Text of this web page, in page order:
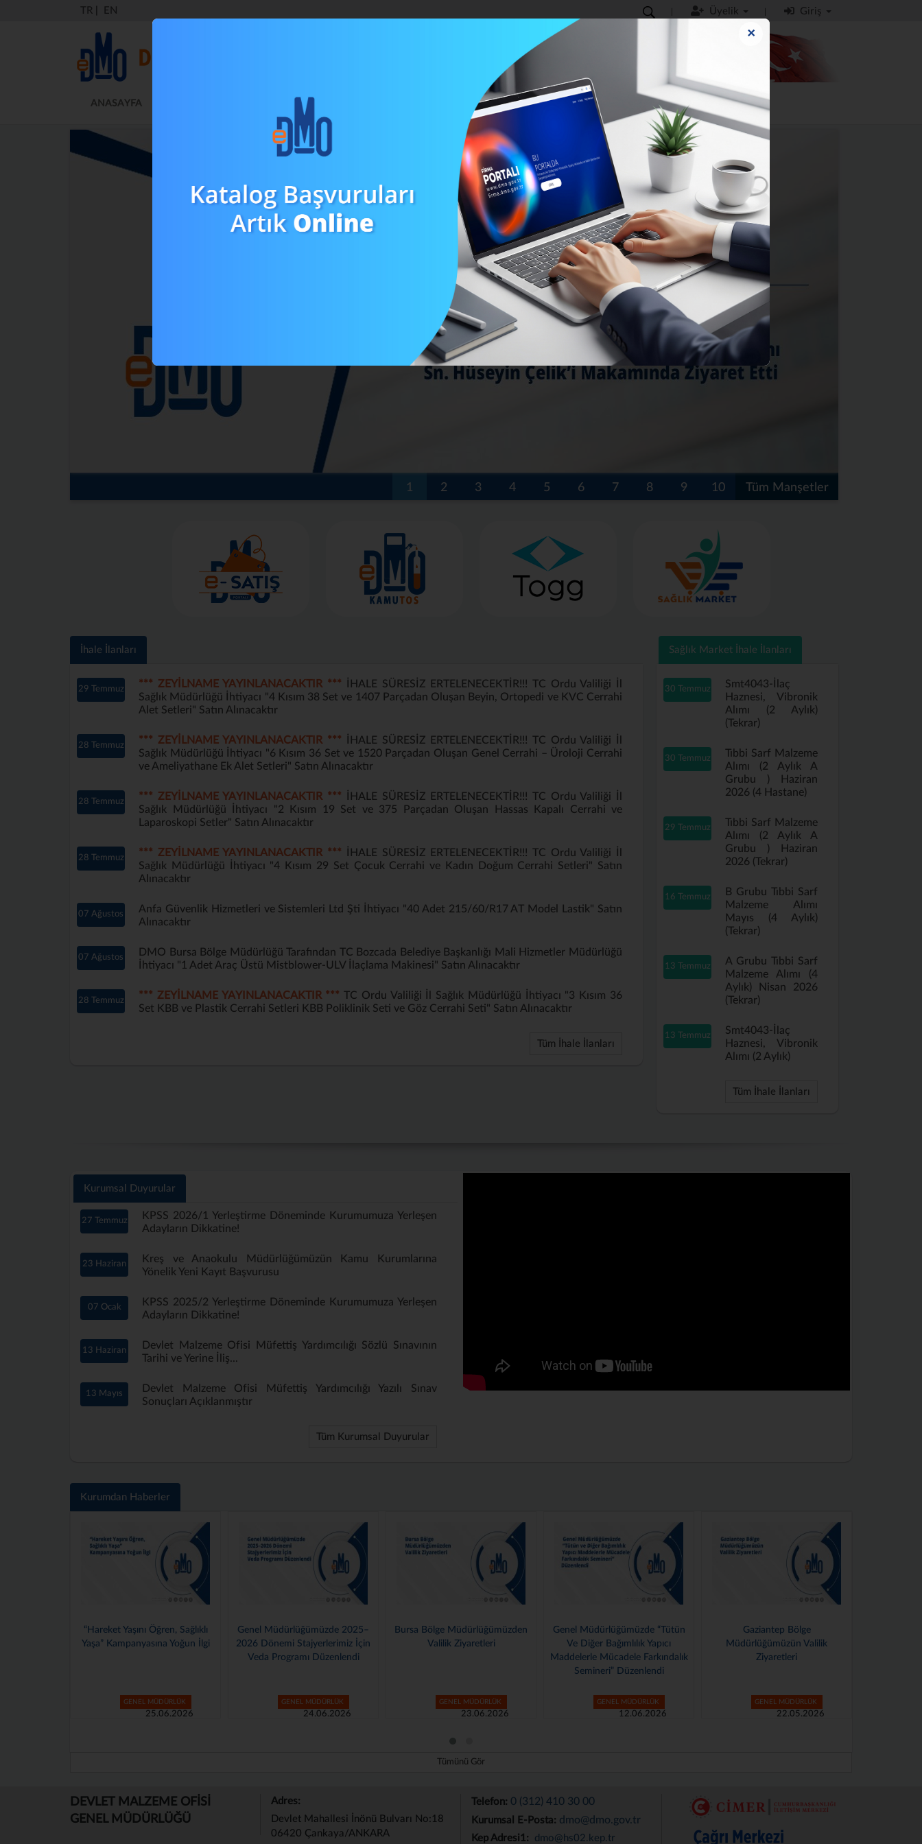
TR EN Üyelik Giriş
ANASAYFA BİLGİ MERKEZİ İSTATİSTİKLER BASINDA DMO İLETİŞİM KILAVUZLAR
1 2 3 4 5 6 7 8 9 10 Tüm Manşetler
İhale İlanları
29 Temmuz *** ZEYİLNAME YAYINLANACAKTIR ***
İHALE SÜRESİZ ERTELENECEKTİR!!! TC Ordu Valiliği İl
Sağlık Müdürlüğü İhtiyacı "4 Kısım 38 Set ve 1407 Parçadan Oluşan Beyin, Ortopedi ve KVC Cerrahi
Alet Setleri" Satın Alınacaktır
28 Temmuz *** ZEYİLNAME YAYINLANACAKTIR ***
İHALE SÜRESİZ ERTELENECEKTİR!!! TC Ordu Valiliği İl
Sağlık Müdürlüğü İhtiyacı "6 Kısım 36 Set ve 1520 Parçadan Oluşan Genel Cerrahi – Üroloji Cerrahi
ve Ameliyathane Ek Alet Setleri" Satın Alınacaktır
28 Temmuz *** ZEYİLNAME YAYINLANACAKTIR ***
İHALE SÜRESİZ ERTELENECEKTİR!!! TC Ordu Valiliği İl
Sağlık Müdürlüğü İhtiyacı "2 Kısım 19 Set ve 375 Parçadan Oluşan Hassas Kapalı Cerrahi ve
Laparoskopi Setler" Satın Alınacaktır
28 Temmuz *** ZEYİLNAME YAYINLANACAKTIR ***
İHALE SÜRESİZ ERTELENECEKTİR!!! TC Ordu Valiliği İl
Sağlık Müdürlüğü İhtiyacı "4 Kısım 29 Set Çocuk Cerrahi ve Kadın Doğum Cerrahi Setleri" Satın
Alınacaktır
07 Ağustos
Anfa Güvenlik Hizmetleri ve Sistemleri Ltd Şti İhtiyacı "40 Adet 215/60/R17 AT Model Lastik" Satın
Alınacaktır
07 Ağustos
DMO Bursa Bölge Müdürlüğü Tarafından TC Bozcada Belediye Başkanlığı Mali Hizmetler Müdürlüğü
İhtiyacı "1 Adet Araç Üstü Mistblower-ULV İlaçlama Makinesi" Satın Alınacaktır
28 Temmuz *** ZEYİLNAME YAYINLANACAKTIR ***TC Ordu Valiliği İl Sağlık Müdürlüğü İhtiyacı "3 Kısım 36
Set KBB ve Plastik Cerrahi Setleri KBB Poliklinik Seti ve Göz Cerrahi Seti" Satın Alınacaktır
Tüm İhale İlanları
Sağlık Market İhale İlanları
30 Temmuz
Smt4043-İlaç
Haznesi, Vibronik
Alımı (2 Aylık)
(Tekrar)
30 Temmuz
Tıbbi Sarf Malzeme
Alımı (2 Aylık A
Grubu ) Haziran
2026 (4 Hastane)
29 Temmuz
Tıbbi Sarf Malzeme
Alımı (2 Aylık A
Grubu ) Haziran
2026 (Tekrar)
16 Temmuz
B Grubu Tıbbi Sarf
Malzeme Alımı
Mayıs (4 Aylık)
(Tekrar)
13 Temmuz
A Grubu Tıbbi Sarf
Malzeme Alımı (4
Aylık) Nisan 2026
(Tekrar)
13 Temmuz
Smt4043-İlaç
Haznesi, Vibronik
Alımı (2 Aylık)
Tüm İhale İlanları
Kurumsal Duyurular
27 Temmuz
KPSS 2026/1 Yerleştirme Döneminde Kurumumuza Yerleşen
Adayların Dikkatine!
23 Haziran
Kreş ve Anaokulu Müdürlüğümüzün Kamu Kurumlarına
Yönelik Yeni Kayıt Başvurusu
07 Ocak
KPSS 2025/2 Yerleştirme Döneminde Kurumumuza Yerleşen
Adayların Dikkatine!
13 Haziran
Devlet Malzeme Ofisi Müfettiş Yardımcılığı Sözlü Sınavının
Tarihi ve Yerine İliş...
13 Mayıs
Devlet Malzeme Ofisi Müfettiş Yardımcılığı Yazılı Sınav
Sonuçları Açıklanmıştır
Tüm Kurumsal Duyurular
Kurumdan Haberler
Yaşını Öğren, Sağlıklı
Kampanyasına Yoğun İlgi
Genel Müdürlüğümüzde 2025–
2026 Dönemi Stajyerlerimiz İçin
Veda Programı Düzenlendi
Bursa Bölge Müdürlüğümüzden
Valilik Ziyaretleri
Genel Müdürlüğümüzde “Tütün
Ve Diğer Bağımlılık Yapıcı
Maddelerle Mücadele Farkındalık
Gaziantep Bölge
Müdürlüğümüzün Valilik
Ziyaretleri
10 Mayıs Sağlık İçin Hareket Et
Günü Etkinliği Düzenlendi
Tümünü Gör
×
DEVLET MALZEME OFİSİ
GENEL MÜDÜRLÜĞÜ
Adres:
Devlet Mahallesi İnönü Bulvarı No:18
06420 Çankaya/ANKARA
Telefon: 0 (312) 410 30 00
Kurumsal E-Posta: dmo@dmo.gov.tr
Kep Adresi1: dmo@hs02.kep.tr